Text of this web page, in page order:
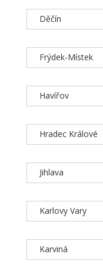
Děčín
Frýdek-Místek
Havířov
Hradec Králové
Jihlava
Karlovy Vary
Karviná